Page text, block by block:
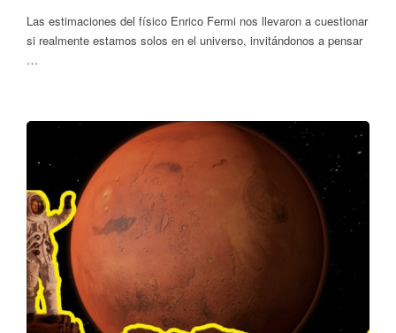
Las estimaciones del físico Enrico Fermi nos llevaron a cuestionar
si realmente estamos solos en el universo, invitándonos a pensar
…